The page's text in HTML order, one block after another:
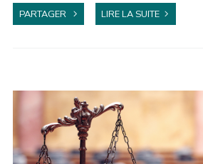
PARTAGER LIRE LA SUITE